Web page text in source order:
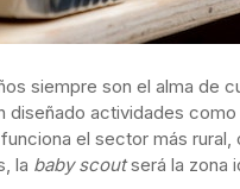
siempre son el alma de
diseñado actividades
el sector más
la baby scoutserá la zona